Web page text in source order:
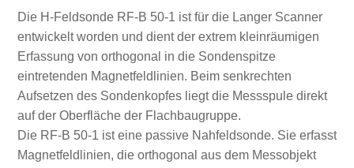
Die H-Feldsonde RF-B 50-1 ist für die Langer Scanner
entwickelt worden und dient der extrem kleinräumigen
Erfassung von orthogonal in die Sondenspitze
eintretenden Magnetfeldlinien. Beim senkrechten
Aufsetzen des Sondenkopfes liegt die Messspule direkt
auf der Oberfläche der Flachbaugruppe.
Die RF-B 50-1 ist eine passive Nahfeldsonde. Sie erfasst
Magnetfeldlinien, die orthogonal aus dem Messobjekt